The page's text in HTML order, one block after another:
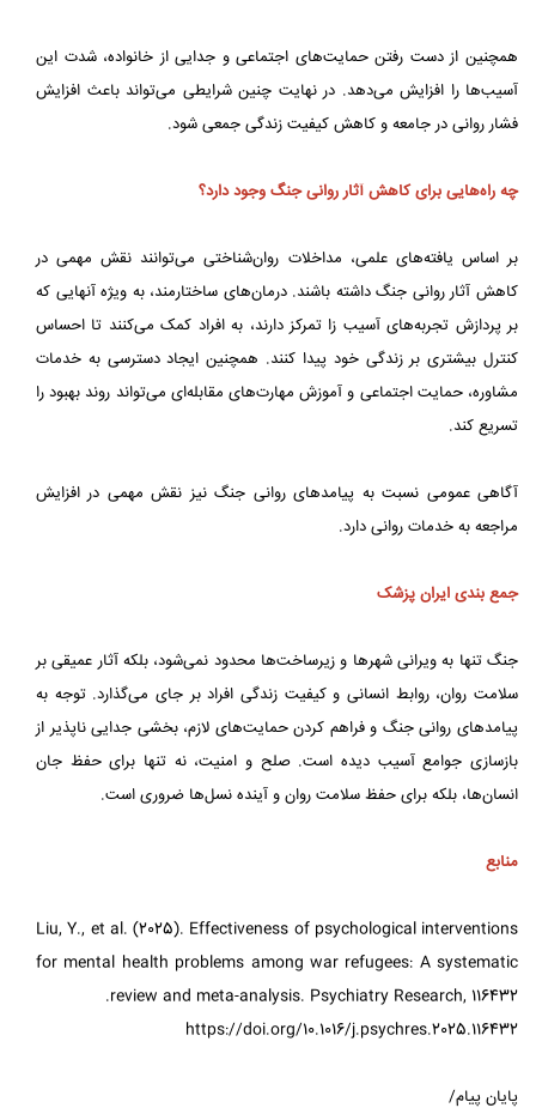
همچنین از دست رفتن حمایت‌های اجتماعی و جدایی از خانواده، شدت این
آسیب‌ها را افزایش می‌دهد. در نهایت چنین شرایطی می‌تواند باعث افزایش
فشار روانی در جامعه و کاهش کیفیت زندگی جمعی شود.
چه راه‌هایی برای کاهش آثار روانی جنگ وجود دارد؟
بر اساس یافته‌های علمی، مداخلات روان‌شناختی می‌توانند نقش مهمی در
کاهش آثار روانی جنگ داشته باشند. درمان‌های ساختارمند، به ویژه آنهایی که
بر پردازش تجربه‌های آسیب زا تمرکز دارند، به افراد کمک می‌کنند تا احساس
کنترل بیشتری بر زندگی خود پیدا کنند. همچنین ایجاد دسترسی به خدمات
مشاوره، حمایت اجتماعی و آموزش مهارت‌های مقابله‌ای می‌تواند روند بهبود را
تسریع کند.
آگاهی عمومی نسبت به پیامدهای روانی جنگ نیز نقش مهمی در افزایش
مراجعه به خدمات روانی دارد.
جمع بندی ایران پزشک
جنگ تنها به ویرانی شهرها و زیرساخت‌ها محدود نمی‌شود، بلکه آثار عمیقی بر
سلامت روان، روابط انسانی و کیفیت زندگی افراد بر جای می‌گذارد. توجه به
پیامدهای روانی جنگ و فراهم کردن حمایت‌های لازم، بخشی جدایی ناپذیر از
بازسازی جوامع آسیب دیده است. صلح و امنیت، نه تنها برای حفظ جان
انسان‌ها، بلکه برای حفظ سلامت روان و آینده نسل‌ها ضروری است.
منابع
Liu, Y., et al. (2025). Effectiveness of psychological interventions
for mental health problems among war refugees: A systematic
review and meta-analysis. Psychiatry Research, 116432.
https://doi.org/10.1016/j.psychres.2025.116432
پایان پیام/